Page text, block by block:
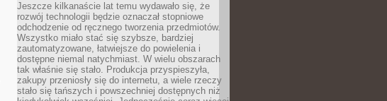
Jeszcze kilkanaście lat temu wydawało się, że
rozwój technologii będzie oznaczał stopniowe
odchodzenie od ręcznego tworzenia przedmiotów.
Wszystko miało stać się szybsze, bardziej
zautomatyzowane, łatwiejsze do powielenia i
dostępne niemal natychmiast. W wielu obszarach
tak właśnie się stało. Produkcja przyspieszyła,
zakupy przeniosły się do internetu, a wiele rzeczy
stało się tańszych i powszechniej dostępnych niż